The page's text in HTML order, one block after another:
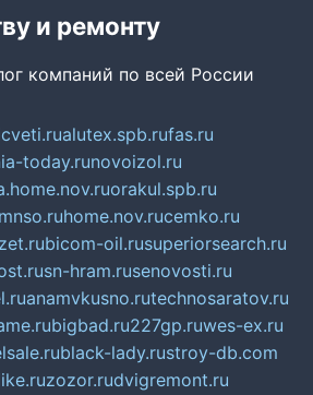
и ремонту
компаний по всей России
alutex.spb.rufas.ru
today.runovoizol.ru
orakul.spb.ru
mnso.ruhome.nov.rucemko.ru
bicom-oil.rusuperiorsearch.ru
sn-hram.rusenovosti.ru
anamvkusno.rutechnosaratov.ru
bigbad.ru227gp.ruwes-ex.ru
black-lady.rustroy-db.com
zozor.rudvigremont.ru